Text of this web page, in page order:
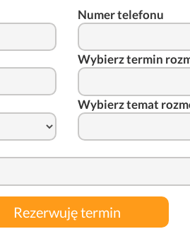
Numer telefonu
Wybierz termin
Wybierz temat